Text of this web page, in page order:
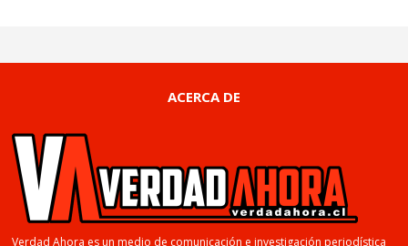
ACERCA DE
Verdad Ahora es un medio de comunicación e investigación periodística